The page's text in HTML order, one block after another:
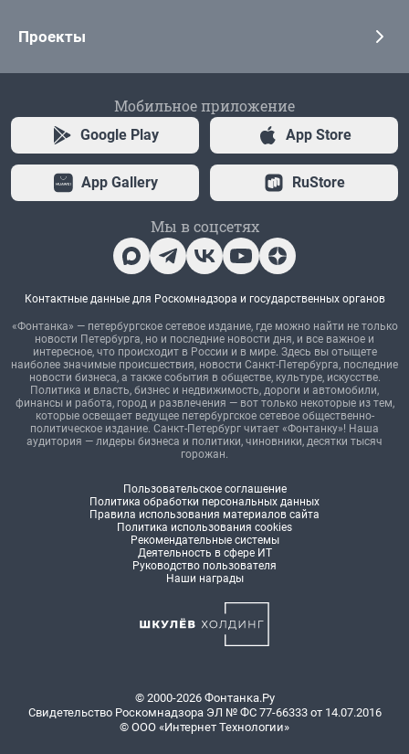
Проекты
Мобильное приложение
Google Play App Store
App Gallery RuStore
Мы в соцсетях
Контактные данные для Роскомнадзора и государственных органов
«Фонтанка» — петербургское сетевое издание, где можно найти не только
новости Петербурга, но и последние новости дня, и все важное и
интересное, что происходит в России и в мире. Здесь вы отыщете
наиболее значимые происшествия, новости Санкт-Петербурга, последние
новости бизнеса, а также события в обществе, культуре, искусстве.
Политика и власть, бизнес и недвижимость, дороги и автомобили,
финансы и работа, город и развлечения — вот только некоторые из тем,
которые освещает ведущее петербургское сетевое общественно-
политическое издание. Санкт-Петербург читает «Фонтанку»! Наша
аудитория — лидеры бизнеса и политики, чиновники, десятки тысяч
горожан.
Пользовательское соглашение
Политика обработки персональных данных
Правила использования материалов сайта
Политика использования cookies
Рекомендательные системы
Деятельность в сфере ИТ
Руководство пользователя
Наши награды
© 2000-2026 Фонтанка.Ру
Свидетельство Роскомнадзора ЭЛ № ФС 77-66333 от 14.07.2016
© ООО «Интернет Технологии»